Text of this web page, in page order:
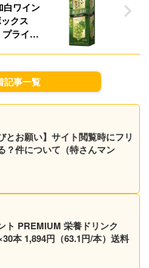
白ワイン
クス
ライム
記事一覧
とお願い】サイト閲覧時にフリ
？件について（特さんマン
ト PREMIUM 栄養ドリンク
本 1,894円（63.1円/本）送料